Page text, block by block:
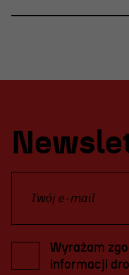
Wyrażam
informacji